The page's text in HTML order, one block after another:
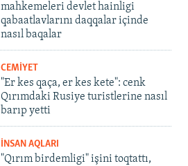
mahkemeleri devlet hainligi
qabaatlavlarını daqqalar içinde
nasıl baqalar
CEMİYET
"Er kes qaça, er kes kete": cenk
Qırımdaki Rusiye turistlerine nasıl
barıp yetti
İNSAN AQLARI
"Qırım birdemligi" işini toqtattı,